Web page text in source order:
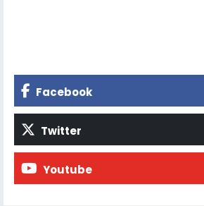
Facebook
Twitter
Youtube